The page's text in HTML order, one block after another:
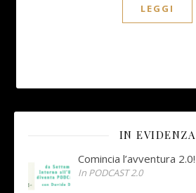
LEGGI
IN EVIDENZA
Comincia l’avventura 2.0!
In PODCAST 2.0